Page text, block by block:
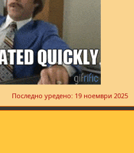
Последно уредено: 19 ноември 2025